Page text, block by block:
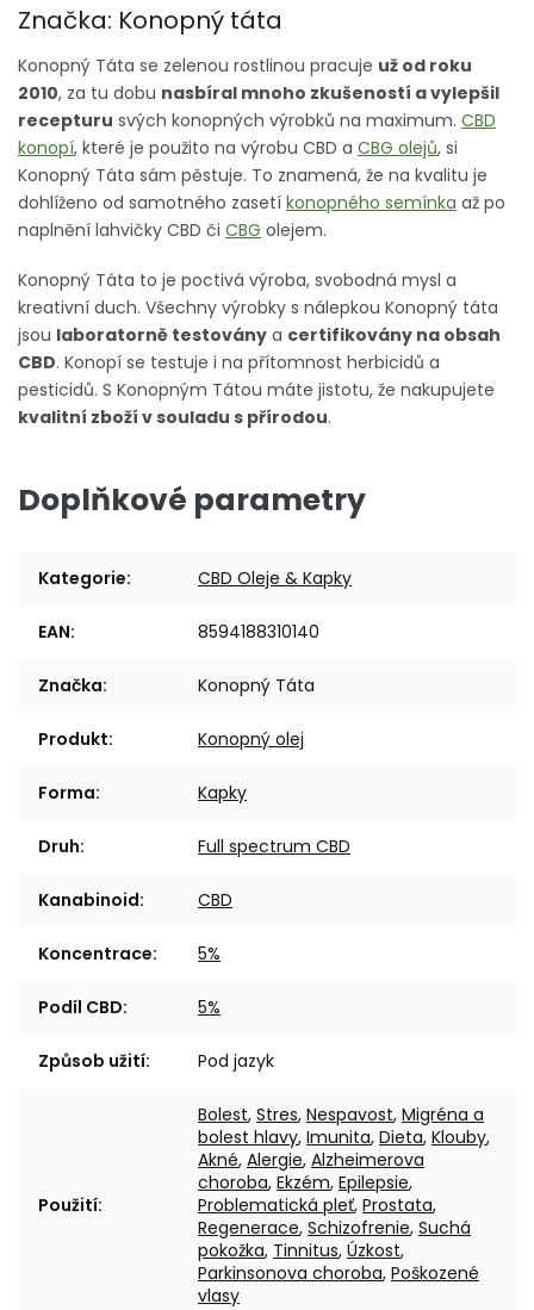
Značka: Konopný táta
Konopný Táta se zelenou rostlinou pracuje už od roku
2010, za tu dobu nasbíral mnoho zkušeností a vylepšil
recepturu svých konopných výrobků na maximum. CBD
konopí, které je použito na výrobu CBD a CBG olejů, si
Konopný Táta sám pěstuje. To znamená, že na kvalitu je
dohlíženo od samotného zasetí konopného semínka až po
naplnění lahvičky CBD či CBG olejem.
Konopný Táta to je poctivá výroba, svobodná mysl a
kreativní duch. Všechny výrobky s nálepkou Konopný táta
jsou laboratorně testovány a certifikovány na obsah
CBD. Konopí se testuje i na přítomnost herbicidů a
pesticidů. S Konopným Tátou máte jistotu, že nakupujete
kvalitní zboží v souladu s přírodou.
Doplňkové parametry
Kategorie: CBD Oleje & Kapky
EAN: 8594188310140
Značka: Konopný Táta
Produkt: Konopný olej
Forma: Kapky
Druh: Full spectrum CBD
Kanabinoid: CBD
Koncentrace: 5%
Podíl CBD: 5%
Způsob užití: Pod jazyk
Použití:
Bolest, Stres, Nespavost, Migréna a
bolest hlavy, Imunita, Dieta, Klouby,
Akné, Alergie, Alzheimerova
choroba, Ekzém, Epilepsie,
Problematická pleť, Prostata,
Regenerace, Schizofrenie, Suchá
pokožka, Tinnitus, Úzkost,
Parkinsonova choroba, Poškozené
vlasy